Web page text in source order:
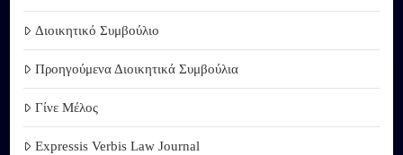
Διοικητικό Συμβούλιο
Προηγούμενα Διοικητικά Συμβούλια
Γίνε Μέλος
Expressis Verbis Law Journal